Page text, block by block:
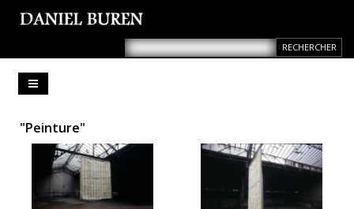
"Peinture"